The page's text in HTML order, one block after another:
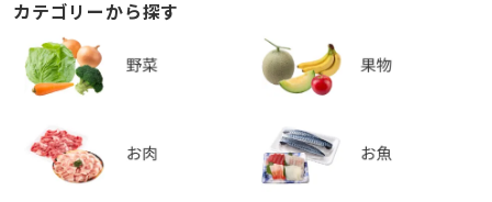
カテゴリーから探す